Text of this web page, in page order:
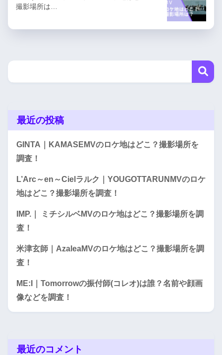
撮影場所は…
最近の投稿
GINTA｜KAMASEMVのロケ地はどこ？撮影場所を
調査！
L’Arc～en～Cielラルク｜YOUGOTTARUNMVのロケ
地はどこ？撮影場所を調査！
IMP.｜ ミチシルベMVのロケ地はどこ？撮影場所を調
査！
米津玄師｜AzaleaMVのロケ地はどこ？撮影場所を調
査！
ME:I｜Tomorrowの振付師(コレオ)は誰？名前や顔画
像などを調査！
最近のコメント